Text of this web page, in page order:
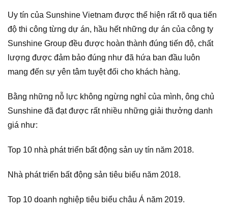
Uy tín của Sunshine Vietnam được thể hiện rất rõ qua tiến
độ thi công từng dự án, hầu hết những dự án của công ty
Sunshine Group đều được hoàn thành đúng tiến độ, chất
lượng được đảm bảo đúng như đã hứa ban đầu luôn
mang đến sự yên tâm tuyệt đối cho khách hàng.
Bằng những nỗ lực không ngừng nghỉ của mình, ông chủ
Sunshine đã đạt được rất nhiều những giải thưởng danh
giá như:
Top 10 nhà phát triển bất động sản uy tín năm 2018.
Nhà phát triển bất động sản tiêu biểu năm 2018.
Top 10 doanh nghiệp tiêu biểu châu Á năm 2019.